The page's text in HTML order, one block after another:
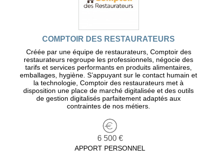
COMPTOIR DES RESTAURATEURS
Créée par une équipe de restaurateurs, Comptoir des
restaurateurs regroupe les professionnels, négocie des
tarifs et services performants en produits alimentaires,
emballages, hygiène. S’appuyant sur le contact humain et
la technologie, Comptoir des restaurateurs met à
disposition une place de marché digitalisée et des outils
de gestion digitalisés parfaitement adaptés aux
contraintes de nos métiers.
6 500 €
APPORT PERSONNEL